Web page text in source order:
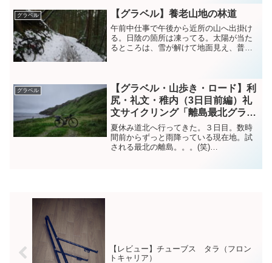
なる前に下山出...
グラベル 【グラベル】養老山地の林道
午前中仕事で午後から近所の山へ出掛け
る。日陰の箇所は凍ってる。太陽が当た
るところは、雪が解けて地面見え、普通
てしばし休憩し下山した。...
グラベル
【グラベル・山歩き・ロード】利
尻・礼文・稚内（3日目前編）礼
文サイクリング「離島最北グラベ
ル」
夏休み道北へ行ってきた。３日目。数時
間前からずっと雨降っている現在地。試
される最北の離島。。。(笑)
【レビュー】チューブス タラ（フロン
トキャリア）